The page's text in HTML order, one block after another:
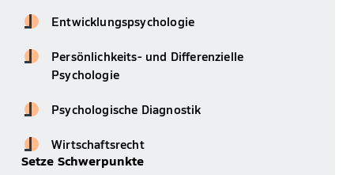
Entwicklungspsychologie
Persönlichkeits- und Differenzielle
Psychologie
Psychologische Diagnostik
Wirtschaftsrecht
Setze Schwerpunkte